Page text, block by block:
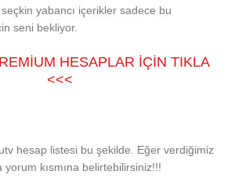
yabancı içerikler sadece bu
seni bekliyor.
HESAPLAR İÇİN TIKLA
<<<
hesap listesi bu şekilde. Eğer verdiğimiz
yorum kısmına belirtebilirsiniz!!!